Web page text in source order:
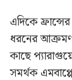
এদিকে
ধরনের আক্রমণ
কাছে
সমর্থক